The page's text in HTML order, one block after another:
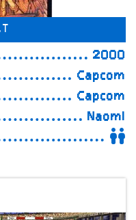
2000
Capcom
Capcom
Naomi